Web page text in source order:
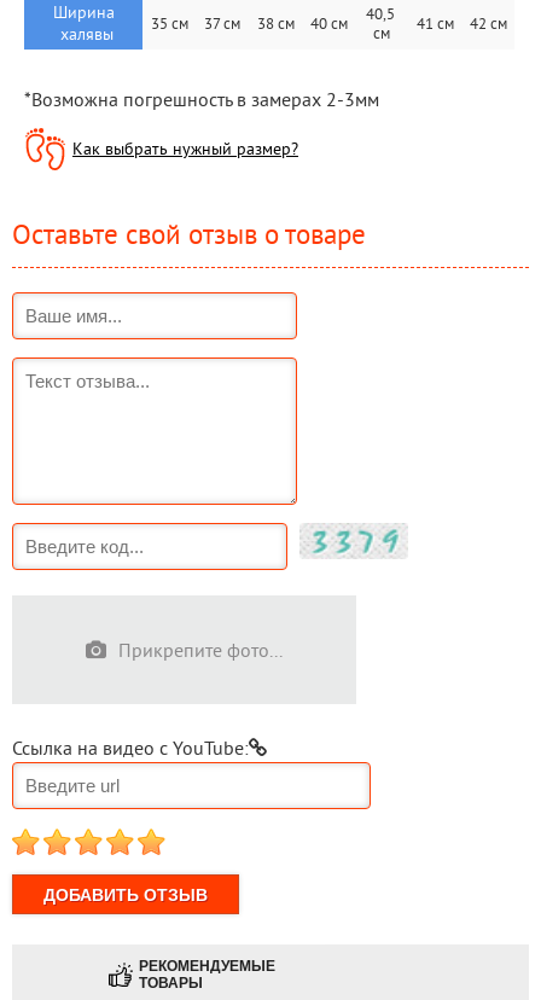
Ширина
халявы
35 cм 37 см 38 см 40 см
40,5
см
41 см 42 см
*Возможна погрешность в замерах 2-3мм
Как выбрать нужный размер?
Оставьте свой отзыв о товаре
Прикрепите фото...
Ссылка на видео с YouTube:
1 2 3 4 5
РЕКОМЕНДУЕМЫЕ
ТОВАРЫ